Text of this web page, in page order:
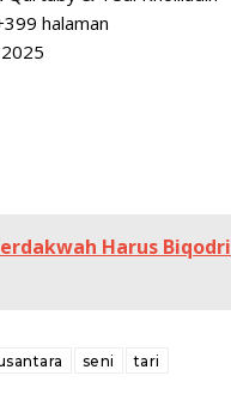
halaman
Harus Biqodri
seni tari